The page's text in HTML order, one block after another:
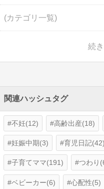
(カテゴリ一覧)
続
関連ハッシュタグ
不妊(12) 高齢出産(18)
妊娠中期(3) 育児日記(42)
子育てママ(191) つわり
ベビーカー(6) 心配性(5)